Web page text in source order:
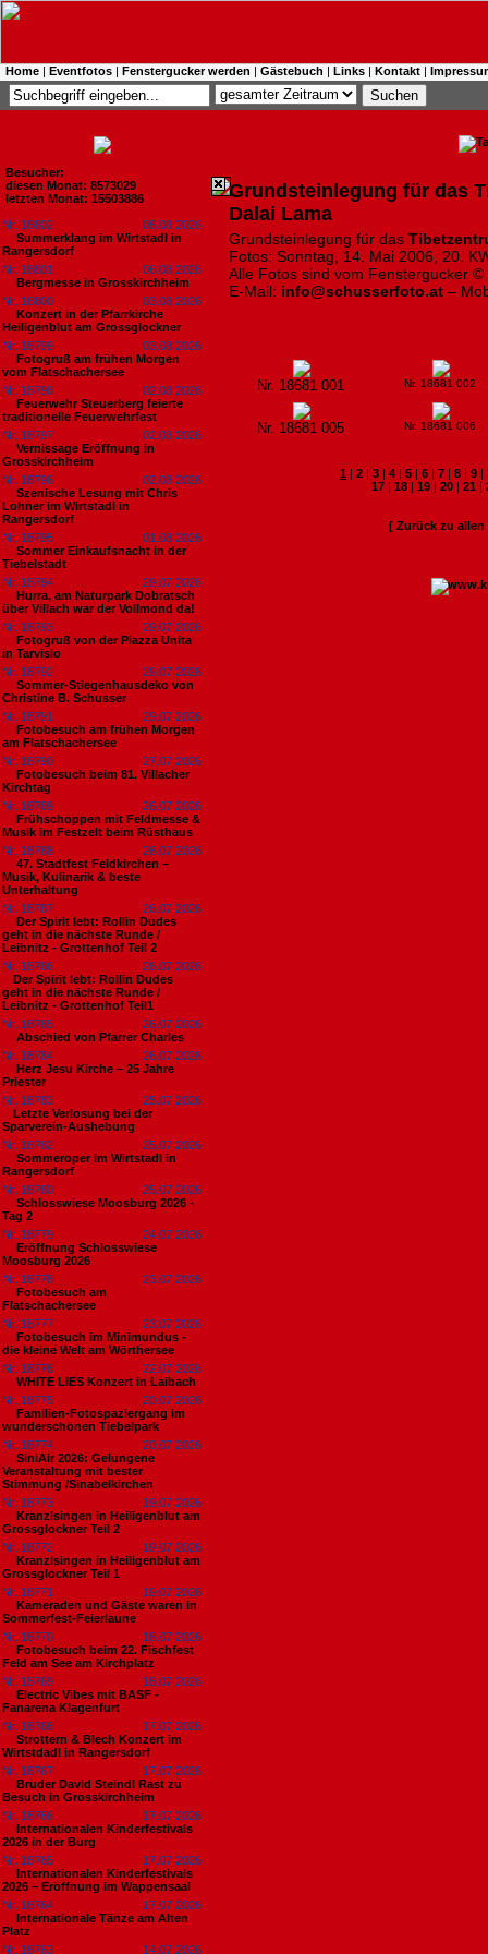
Home | Eventfotos | Fenstergucker werden | Gästebuch | Links | Kontakt |
Besucher:
diesen Monat: 8573029
letzten Monat: 15503886
Nr. 18802
08.08.2026
Summerklang im Wirtstadl in
Rangersdorf
Nr. 18801
06.08.2026
Bergmesse in Grosskirchheim
Nr. 18800
03.08.2026
Konzert in der Pfarrkirche
Heiligenblut am Grossglockner
Nr. 18799
03.08.2026
Fotogruß am frühen Morgen
vom Flatschachersee
Nr. 18798
02.08.2026
Feuerwehr Steuerberg feierte
traditionelle Feuerwehrfest
Nr. 18797
02.08.2026
Vernissage Eröffnung in
Grosskirchheim
Nr. 18796
02.08.2026
Szenische Lesung mit Chris
Lohner im Wirtstadl in
Rangersdorf
Nr. 18795
01.08.2026
Sommer Einkaufsnacht in der
Tiebelstadt
Nr. 18794
29.07.2026
Hurra, am Naturpark Dobratsch
über Villach war der Vollmond da!
Nr. 18793
29.07.2026
Fotogruß von der Piazza Unita
in Tarvisio
Nr. 18792
29.07.2026
Sommer-Stiegenhausdeko von
Christine B. Schusser
Nr. 18791
29.07.2026
Fotobesuch am frühen Morgen
am Flatschachersee
Nr. 18790
27.07.2026
Fotobesuch beim 81. Villacher
Kirchtag
Nr. 18789
26.07.2026
Frühschoppen mit Feldmesse &
Musik im Festzelt beim Rüsthaus
Nr. 18788
26.07.2026
47. Stadtfest Feldkirchen –
Musik, Kulinarik & beste
Unterhaltung
Nr. 18787
26.07.2026
Der Spirit lebt: Rollin Dudes
geht in die nächste Runde /
Leibnitz - Grottenhof Teil 2
Nr. 18786
26.07.2026
​Der Spirit lebt: Rollin Dudes
geht in die nächste Runde /
Leibnitz - Grottenhof Teil1
Nr. 18785
26.07.2026
Abschied von Pfarrer Charles
Nr. 18784
26.07.2026
Herz Jesu Kirche – 25 Jahre
Priester
Nr. 18783
25.07.2026
​Letzte Verlosung bei der
Sparverein-Aushebung
Nr. 18782
25.07.2026
Sommeroper im Wirtstadl in
Rangersdorf
Nr. 18780
25.07.2026
Schlosswiese Moosburg 2026 -
Tag 2
Nr. 18779
24.07.2026
Eröffnung Schlosswiese
Moosburg 2026
Nr. 18778
23.07.2026
Fotobesuch am
Flatschachersee
Nr. 18777
23.07.2026
Fotobesuch im Minimundus -
die kleine Welt am Wörthersee
Nr. 18776
22.07.2026
WHITE LIES Konzert in Laibach
Nr. 18775
20.07.2026
Familien-Fotospaziergang im
wunderschönen Tiebelpark
Nr. 18774
20.07.2026
SiniAir 2026: Gelungene
Veranstaltung mit bester
Stimmung /Sinabelkirchen
Nr. 18773
19.07.2026
Kranzlsingen in Heiligenblut am
Grossglockner Teil 2
Nr. 18772
19.07.2026
Kranzlsingen in Heiligenblut am
Grossglockner Teil 1
Nr. 18771
19.07.2026
Kameraden und Gäste waren in
Sommerfest-Feierlaune
Nr. 18770
18.07.2026
Fotobesuch beim 22. Fischfest
Feld am See am Kirchplatz
Nr. 18769
18.07.2026
Electric Vibes mit BASF -
Fanarena Klagenfurt
Nr. 18768
17.07.2026
Strottern & Blech Konzert im
Wirtstdadl in Rangersdorf
Nr. 18767
17.07.2026
Bruder David Steindl Rast zu
Besuch in Grosskirchheim
Nr. 18766
17.07.2026
Internationalen Kinderfestivals
2026 in der Burg
Nr. 18765
17.07.2026
Internationalen Kinderfestivals
2026 – Eröffnung im Wappensaal
Nr. 18764
17.07.2026
Internationale Tänze am Alten
Platz
Nr. 18763
14.07.2026
Grundsteinlegung für das
Dalai Lama
Grundsteinlegung für das
Fotos: Sonntag, 14. Mai 2006, 20.
Alle Fotos sind vom Fenstergucker ©
E-Mail: info@schusserfoto.at –
Nr. 18681 001 Nr. 18681 002
Nr. 18681 005 Nr. 18681 006
1 | 2 | 3 | 4 | 5 | 6 | 7 | 8 | 9 |
17 | 18 | 19 | 20 | 21 |
[ Zurück zu